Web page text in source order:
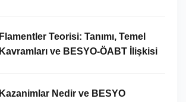
Flamentler Teorisi: Tanımı, Temel
Kavramları ve BESYO-ÖABT İlişkisi
Kazanimlar Nedir ve BESYO